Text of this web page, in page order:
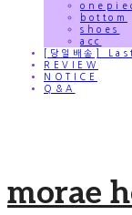
bottom
shoes
acc
[당일배송]
REVIEW
NOTICE
Q&A
morae